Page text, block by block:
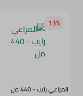
13‎%‎
المراعي رايب - 440 مل